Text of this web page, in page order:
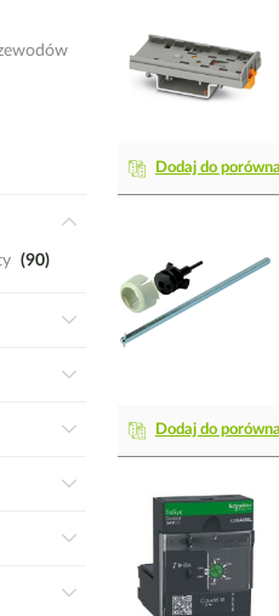
Dodaj do
Dodaj do
90